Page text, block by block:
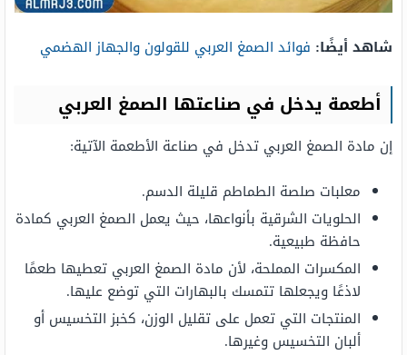
شاهد أيضًا: فوائد الصمغ العربي للقولون والجهاز الهضمي
أطعمة يدخل في صناعتها الصمغ العربي
إن مادة الصمغ العربي تدخل في صناعة الأطعمة الآتية:
معلبات صلصة الطماطم قليلة الدسم.
الحلويات الشرقية بأنواعها، حيث يعمل الصمغ العربي كمادة
حافظة طبيعية.
المكسرات المملحة، لأن مادة الصمغ العربي تعطيها طعمًا
لاذعًا ويجعلها تتمسك بالبهارات التي توضع عليها.
المنتجات التي تعمل على تقليل الوزن، كخبز التخسيس أو
ألبان التخسيس وغيرها.